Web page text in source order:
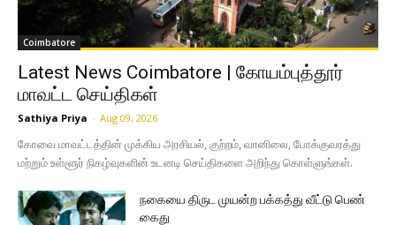
Coimbatore
Latest News Coimbatore | கோயம்புத்தூர்
மாவட்ட செய்திகள்
Sathiya Priya - Aug 09, 2026
கோவை மாவட்டத்தின் முக்கிய அரசியல், குற்றம், வானிலை, போக்குவரத்து
மற்றும் உள்ளூர் நிகழ்வுகளின் உடனடி செய்திகளை அறிந்து கொள்ளுங்கள்.
நகையை திருட முயன்ற பக்கத்து வீட்டு பெண்
கைது